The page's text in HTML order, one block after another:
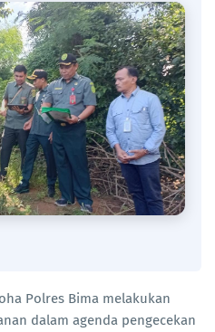
Polres Bima melakukan
dalam agenda pengecekan